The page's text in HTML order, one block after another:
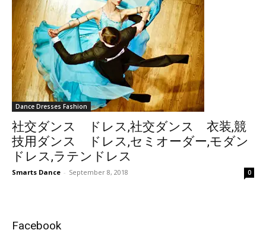
Dance Dresses Fashion
社交ダンス ドレス,社交ダンス 衣装,競
技用ダンス ドレス,セミオーダー,モダン
ドレス,ラテンドレス
Smarts Dance - September 8, 2018 0
Facebook